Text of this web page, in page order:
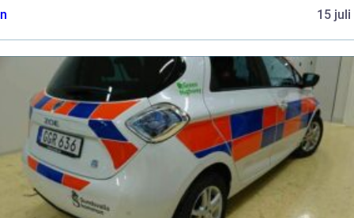
15 juli